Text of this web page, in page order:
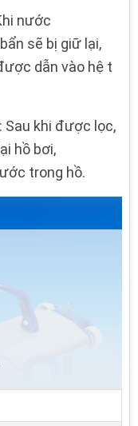
nước
sẽ bị giữ lại,
dẫn vào hệ t
Sau khi được lọc,
hồ bơi,
trong hồ.